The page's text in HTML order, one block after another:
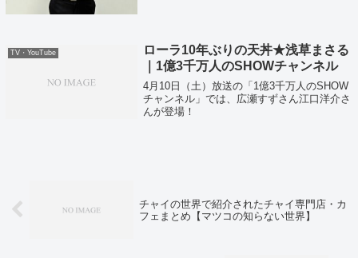
TV・YouTube
ローラ10年ぶりの天丼★浅草まさる
｜1億3千万人のSHOWチャンネル
4月10日（土）放送の「1億3千万人のSHOW
チャンネル」では、広瀬すずさん江口洋介さ
んが登場！
チャイの世界で紹介されたチャイ専門店・カ
フェまとめ【マツコの知らない世界】